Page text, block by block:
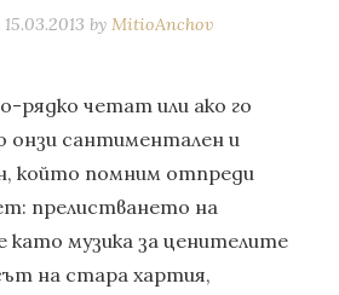
15.03.2013 by MitioAnchov
рядко четат или ако го
онзи сантиментален и
който помним отпреди
прелистването на
като музика за ценителите
на стара хартия,